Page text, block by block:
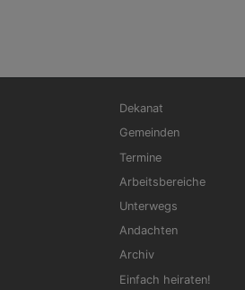
Hauptnavigation
Dekanat
Gemeinden
Termine
Arbeitsbereiche
Unterwegs
Andachten
Archiv
Einfach heiraten!